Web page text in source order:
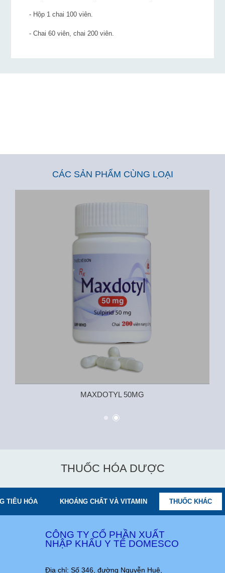
- Hộp 1 chai 100 viên.
- Chai 60 viên, chai 200 viên.
CÁC SẢN PHẨM CÙNG LOẠI
MAXDOTYL 50MG
THUỐC HÓA DƯỢC
TIÊU HÓA KHOÁNG CHẤT VÀ VITAMIN THUỐC KHÁC
CÔNG TY CỔ PHẦN XUẤT
NHẬP KHẨU Y TẾ DOMESCO
Địa chỉ: Số 346, đường Nguyễn Huệ,